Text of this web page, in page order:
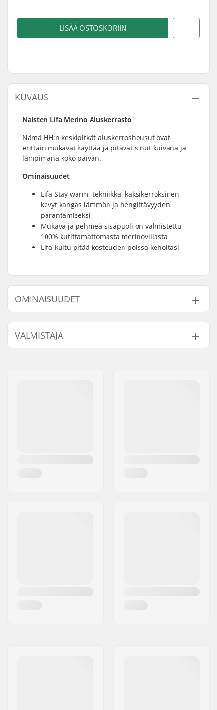
LISÄÄ OSTOSKORIIN
KUVAUS
Naisten Lifa Merino Aluskerrasto
Nämä HH:n keskipitkät aluskerroshousut ovat
erittäin mukavat käyttää ja pitävät sinut kuivana ja
lämpimänä koko päivän.
Ominaisuudet
Lifa Stay warm -tekniikka, kaksikerroksinen
kevyt kangas lämmön ja hengittävyyden
parantamiseksi
Mukava ja pehmeä sisäpuoli on valmistettu
100% kutittamattomasta merinovillasta
Lifa-kuitu pitää kosteuden poissa keholtasi
OMINAISUUDET
Aktiviteetti:
Laskettelu,
Sukupuoli:
Naiset
VALMISTAJA